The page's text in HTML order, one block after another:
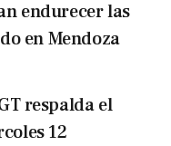
endurecer las
en Mendoza
respalda el
12